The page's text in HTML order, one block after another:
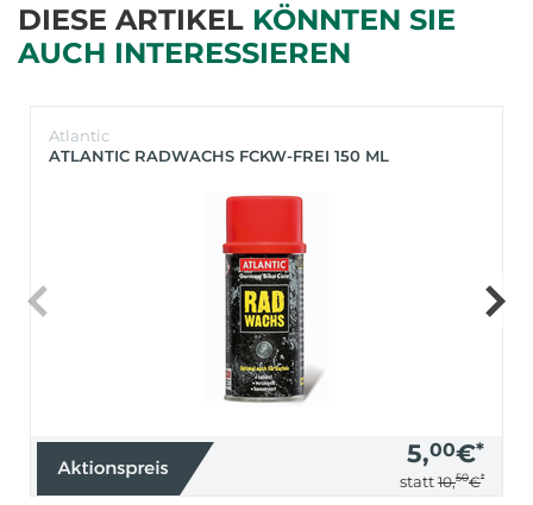
DIESE ARTIKEL KÖNNTEN SIE
AUCH INTERESSIEREN
Atlantic
ATLANTIC RADWACHS FCKW-FREI 150 ML
5,00€*
statt 10,50€*